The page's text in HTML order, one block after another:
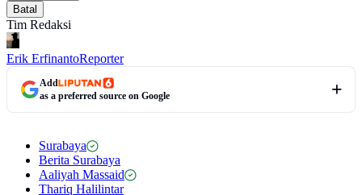
Batal
Tim Redaksi
Erik ErfinantoReporter
Add
as a preferred source on Google
Surabaya
Berita Surabaya
Aaliyah Massaid
Thariq Halilintar